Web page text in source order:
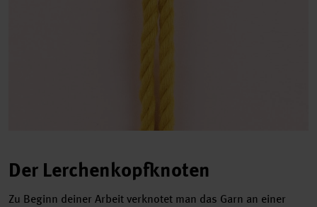
Der Lerchenkopfknoten
Zu Beginn deiner Arbeit verknotet man das Garn an einer